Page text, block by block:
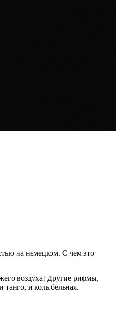
на немецком. С чем это
воздуха! Другие рифмы,
танго, и колыбельная.